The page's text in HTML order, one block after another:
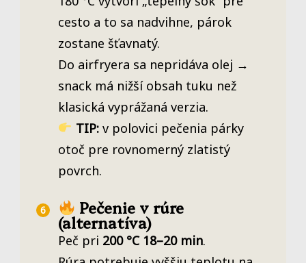
cesto a to sa nadvihne, párok
zostane šťavnatý.
Do airfryera sa nepridáva olej →
snack má nižší obsah tuku než
klasická vyprážaná verzia.
TIP:v polovici pečenia párky
otoč pre rovnomerný zlatistý
povrch.
Pečenie v rúre
(alternatíva)
Peč pri 200 °C 18–20 min.